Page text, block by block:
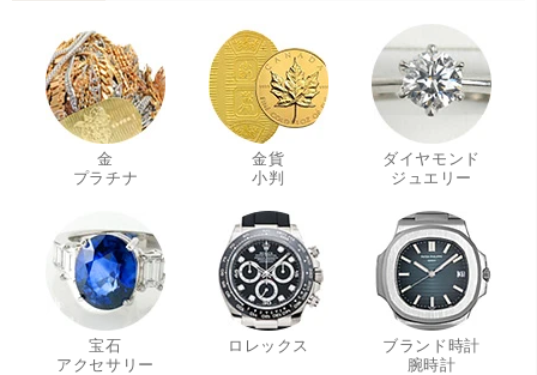
金
プラチナ
金貨
小判
ダイヤモンド
ジュエリー
宝石
アクセサリー
ロレックス
ブランド時計
腕時計